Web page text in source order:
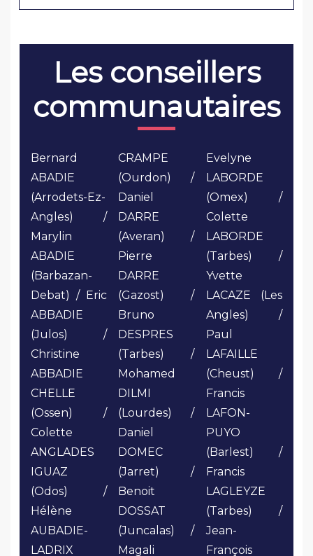
Les conseillers
communautaires
Bernard
ABADIE
(Arrodets-Ez-
Angles) /
Marylin
ABADIE
(Barbazan-
Debat) / Eric
ABBADIE
(Julos) /
Christine
ABBADIE
CHELLE
(Ossen) /
Colette
ANGLADES
IGUAZ
(Odos) /
Hélène
AUBADIE-
LADRIX
CRAMPE
(Ourdon) /
Daniel
DARRE
(Averan) /
Pierre
DARRE
(Gazost) /
Bruno
DESPRES
(Tarbes) /
Mohamed
DILMI
(Lourdes) /
Daniel
DOMEC
(Jarret) /
Benoit
DOSSAT
(Juncalas) /
Magali
Evelyne
LABORDE
(Omex) /
Colette
LABORDE
(Tarbes) /
Yvette
LACAZE (Les
Angles) /
Paul
LAFAILLE
(Cheust) /
Francis
LAFON-
PUYO
(Barlest) /
Francis
LAGLEYZE
(Tarbes) /
Jean-
François